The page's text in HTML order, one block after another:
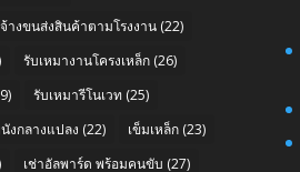
างขนส่งสินค้าตามโรงงาน (22)
รับเหมางานโครงเหล็ก (26)
รับเหมารีโนเวท (25)
งกลางแปลง (22) เข็มเหล็ก (23)
เช่าอัลพาร์ด พร้อมคนขับ (27)